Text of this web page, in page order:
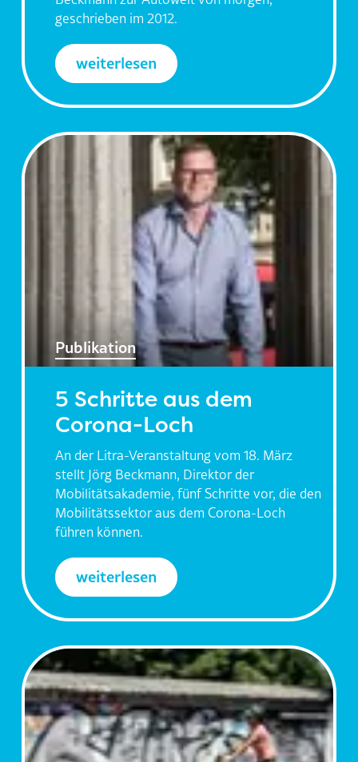
geschrieben im 2012.
weiterlesen
Publikation
5 Schritte aus dem
Corona-Loch
An der Litra-Veranstaltung vom 18. März
stellt Jörg Beckmann, Direktor der
Mobilitätsakademie, fünf Schritte vor, die den
Mobilitätssektor aus dem Corona-Loch
führen können.
weiterlesen